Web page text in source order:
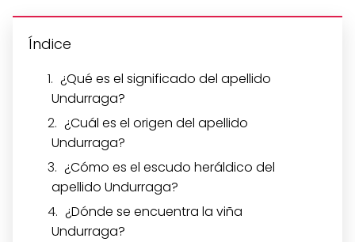
Índice
¿Qué es el significado del apellido
Undurraga?
¿Cuál es el origen del apellido
Undurraga?
¿Cómo es el escudo heráldico del
apellido Undurraga?
¿Dónde se encuentra la viña
Undurraga?